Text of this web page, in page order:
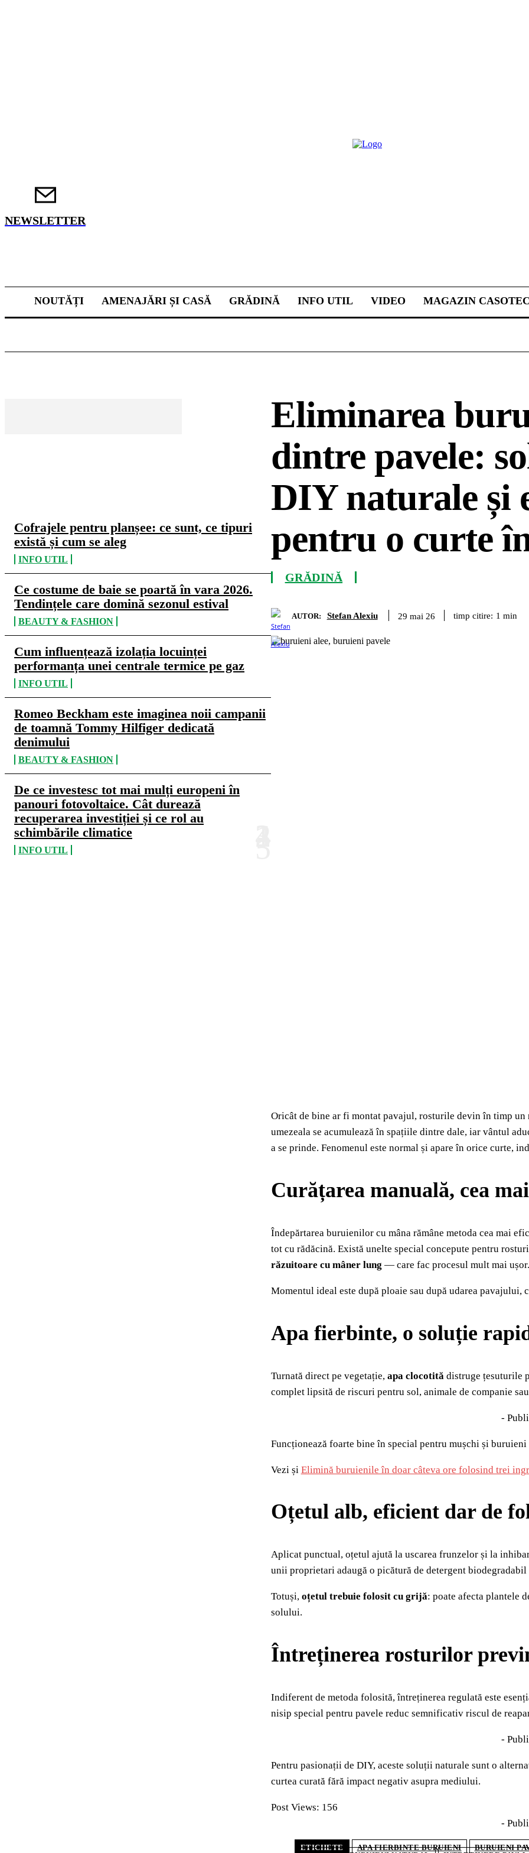
NEWSLETTER
NOUTĂȚI AMENAJĂRI ȘI CASĂ GRĂDINĂ INFO UTIL VIDEO MAGAZIN
Cofrajele pentru planșee: ce sunt, ce tipuri
există și cum se aleg
INFO UTIL
Ce costume de baie se poartă în vara 2026.
Tendințele care domină sezonul estival
BEAUTY & FASHION
Cum influențează izolația locuinței
performanța unei centrale termice pe gaz
INFO UTIL
Romeo Beckham este imaginea noii campanii
de toamnă Tommy Hilfiger dedicată
denimului
BEAUTY & FASHION
De ce investesc tot mai mulți europeni în
panouri fotovoltaice. Cât durează
recuperarea investiției și ce rol au
schimbările climatice
INFO UTIL
Eliminarea
dintre pavele:
DIY naturale și
pentru o curte
GRĂDINĂ
AUTOR: Stefan Alexiu 29 mai 26 timp citire: 1 min
Oricât de bine ar fi montat pavajul, rosturile devin în timp
umezeala se acumulează în spațiile dintre dale, iar vântul
a se prinde. Fenomenul este normal și apare în orice curte,
Curățarea manuală, cea
Îndepărtarea buruienilor cu mâna rămâne metoda cea mai
tot cu rădăcină. Există unelte special concepute pentru
răzuitoare cu mâner lung — care fac procesul mult mai ușor.
Momentul ideal este după ploaie sau după udarea pavajului,
Apa fierbinte, o soluție
Turnată direct pe vegetație, apa clocotită distruge țesuturile
complet lipsită de riscuri pentru sol, animale de companie
-
Funcționează foarte bine în special pentru mușchi și buruieni
Vezi și Elimină buruienile în doar câteva ore folosind trei
Oțetul alb, eficient dar de
Aplicat punctual, oțetul ajută la uscarea frunzelor și la
unii proprietari adaugă o picătură de detergent biodegradabil
Totuși, oțetul trebuie folosit cu grijă: poate afecta plantele
solului.
Întreținerea rosturilor
Indiferent de metoda folosită, întreținerea regulată este
nisip special pentru pavele reduc semnificativ riscul de
-
Pentru pasionații de DIY, aceste soluții naturale sunt o
curtea curată fără impact negativ asupra mediului.
Post Views: 156
-
ETICHETE APA FIERBINTE BURUIENI BURUIENI